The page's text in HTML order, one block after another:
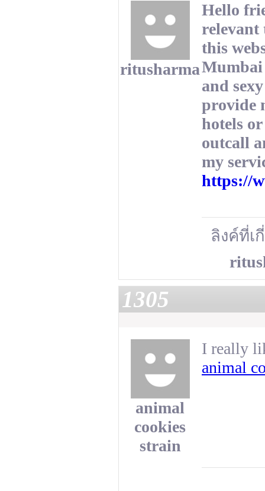
ritusharma
Hello
relevant
this
Mumbai
and
provide
hotels
outcall
my
https://
ลิงค์ที่เ
1305
animal
cookies
strain
I really
animal